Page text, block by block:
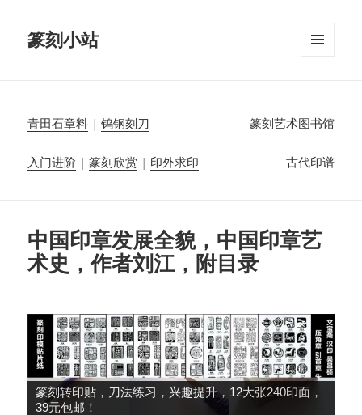
篆刻小站
青田石章料 |钨钢刻刀 篆刻艺术图书馆
入门进阶 |篆刻欣赏 | 印外求印 古代印谱
中国印章发展全貌，中国印章艺
术史，作者刘江，附目录
篆刻转印贴，刀法练习，兴趣提升，12大张240印面，
39元包邮！